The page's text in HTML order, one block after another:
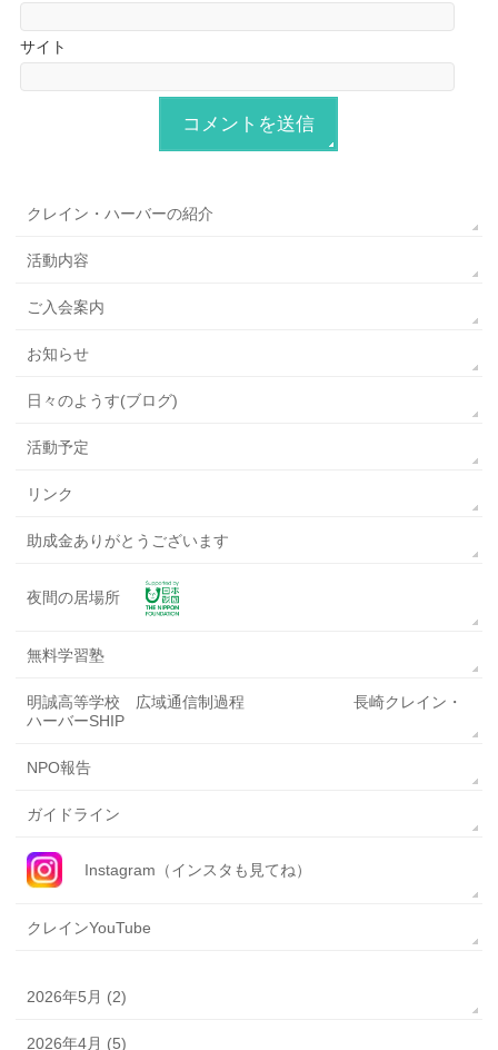
サイト
クレイン・ハーバーの紹介
活動内容
ご入会案内
お知らせ
日々のようす(ブログ)
活動予定
リンク
助成金ありがとうございます
夜間の居場所
無料学習塾
明誠高等学校 広域通信制過程 長崎クレイン・
ハーバーSHIP
NPO報告
ガイドライン
Instagram（インスタも見てね）
クレインYouTube
2026年5月 (2)
2026年4月 (5)